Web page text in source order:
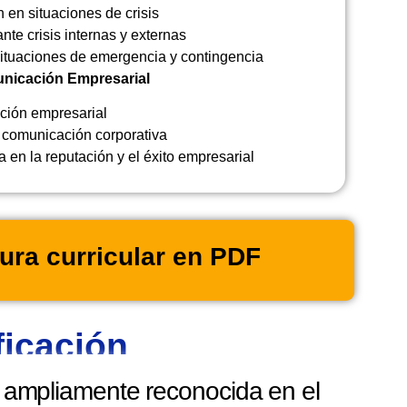
en situaciones de crisis
crisis internas y externas
de emergencia y contingencia
Empresarial
empresarial
corporativa
en la reputación y el éxito empresarial
curricular en PDF
reconocida en el